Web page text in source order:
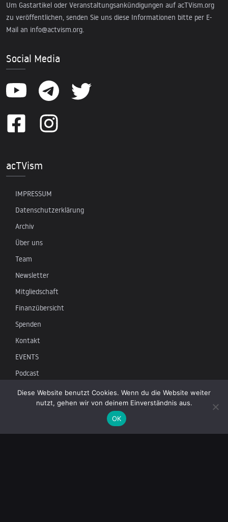
Um Gastartikel oder Veranstaltungsankündigungen auf acTVism.org
zu veröffentlichen, senden Sie uns diese Informationen bitte per E-
Mail an info@actvism.org.
Social Media
acTVism
IMPRESSUM
Datenschutzerklärung
Archiv
Über uns
Team
Newsletter
Mitgliedschaft
Finanzübersicht
Spenden
Kontakt
EVENTS
Podcast
Newsletter
Tragen Sie sich in unsere Mailingliste ein, um die neuesten
Nachrichten über unabhängigen Journalismus zu erhalten:
Diese Website benutzt Cookies. Wenn du die Website weiter
nutzt, gehen wir von deinem Einverständnis aus.
OK